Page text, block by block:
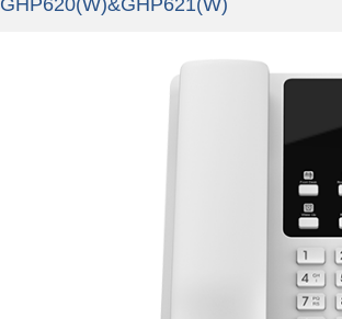
GHP620(W)&GHP621(W)